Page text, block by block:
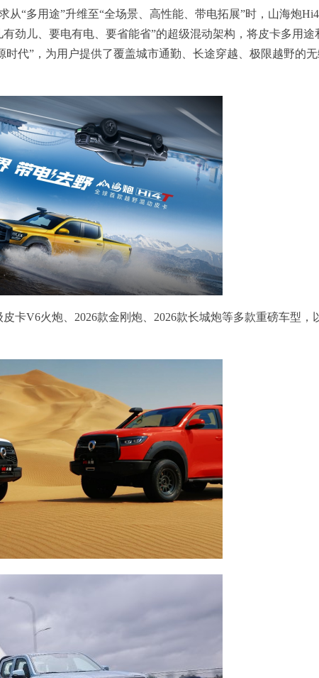
从“多用途”升维至“全场景、高性能、带电拓展”时，山海炮
劲儿、要电有电、要省能省”的超级混动架构，将皮卡多用途
代”，为用户提供了覆盖城市通勤、长途穿越、极限越野的
卡V6火炮、2026款金刚炮、2026款长城炮等多款重磅车型，